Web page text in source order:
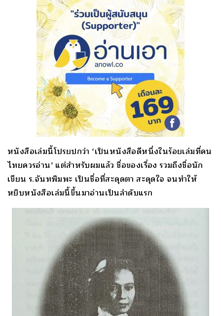
หนังสือเล่มนี้โปรยปกว่า ‘เป็นหนังสือดีหนึ่งในร้อยเล่มที่คน
ไทยควรอ่าน’ แต่สำหรับผมแล้ว ชื่อของเรื่อง รวมถึงชื่อนัก
เขียน ร.จันทพิมพะ เป็นชื่อที่สะดุดตา สะดุดใจ จนทำให้
หยิบหนังสือเล่มนี้ขึ้นมาอ่านเป็นลำดับแรก